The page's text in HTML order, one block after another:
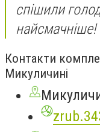
спішили
найсмачніше!
Контакти
Микуличині